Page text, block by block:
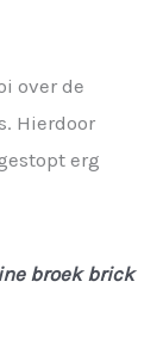
over de
Hierdoor
erg
broek brick